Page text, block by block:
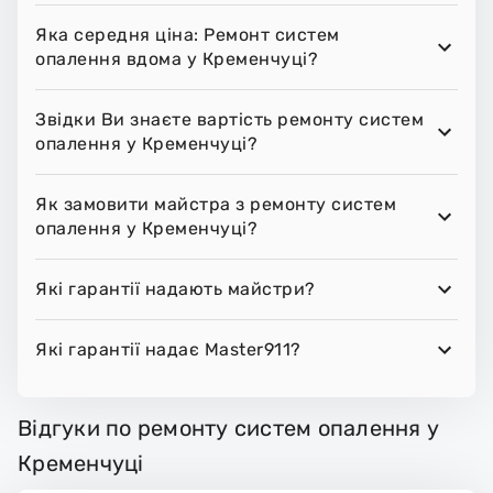
Яка середня ціна: Ремонт систем
опалення вдома у Кременчуці?
Звідки Ви знаєте вартість ремонту систем
опалення у Кременчуці?
Як замовити майстра з ремонту систем
опалення у Кременчуці?
Які гарантії надають майстри?
Які гарантії надає Master911?
Відгуки по ремонту систем опалення у
Кременчуці